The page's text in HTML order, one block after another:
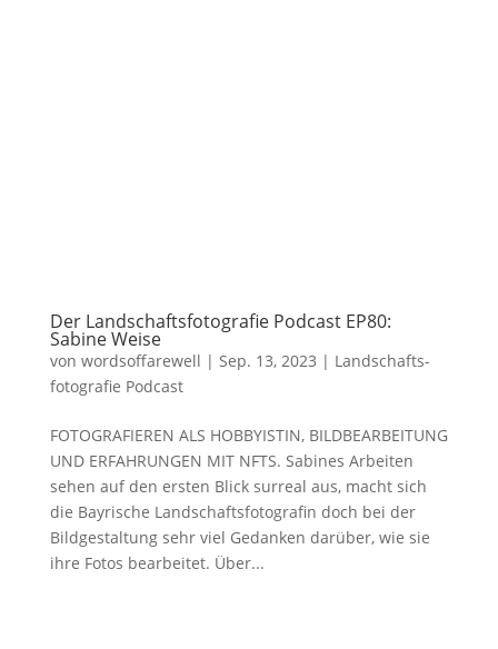
Der Landschaftsfotografie Podcast EP80:
Sabine Weise
von wordsoffarewell | Sep. 13, 2023 | Landschafts­
fotografie Podcast
FOTOGRAFIEREN ALS HOBBYISTIN, BILDBEARBEITUNG
UND ERFAHRUNGEN MIT NFTS. Sabines Arbeiten
sehen auf den ersten Blick surreal aus, macht sich
die Bayrische Landschaftsfotografin doch bei der
Bildgestaltung sehr viel Gedanken darüber, wie sie
ihre Fotos bearbeitet. Über...